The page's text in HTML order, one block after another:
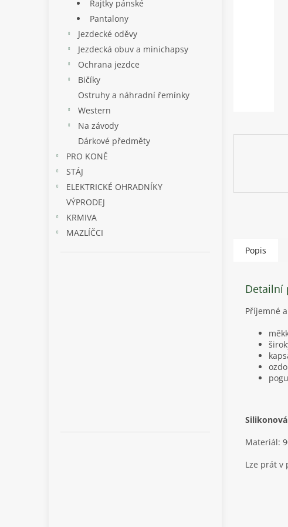
Rajtky pánské
Pantalony
Jezdecké oděvy
Jezdecká obuv a minichapsy
Ochrana jezdce
Bičíky
Ostruhy a náhradní řemínky
Western
Na závody
Dárkové předměty
PRO KONĚ
STÁJ
ELEKTRICKÉ OHRADNÍKY
VÝPRODEJ
KRMIVA
MAZLÍČCI
Popis
Detailní
Příjemné
Materiál:
Lze prát v